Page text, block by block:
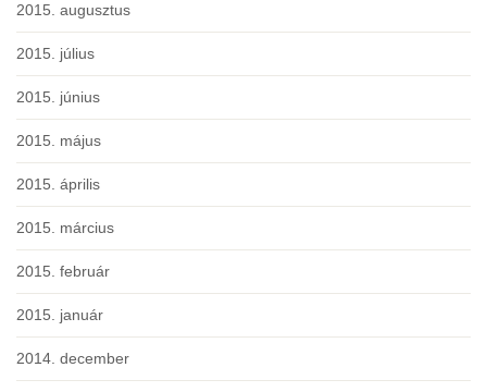
2015. augusztus
2015. július
2015. június
2015. május
2015. április
2015. március
2015. február
2015. január
2014. december